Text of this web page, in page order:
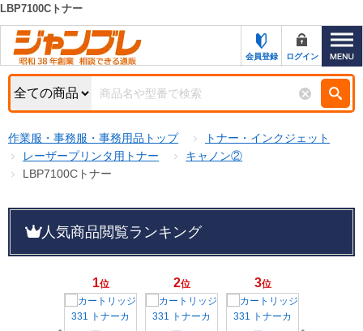
カテゴリー一覧
お知らせ
特集・キャンペーン一覧
初めての方へ
お問い合わせ
サポート＆ヘルプ
ジャンブレの特長
キーワード検索
検索条件
商品カテゴリから選ぶ
商品ステータスで絞る
キャンペーン
LBP7100Cトナー
会員登録 ログイン
作業服・事務服・事務用品トップ
トナー・インクジェット
レーザープリンタ用トナー
キャノン②
LBP7100Cトナー
人気商品閲覧ランキング
1位 2位 3位